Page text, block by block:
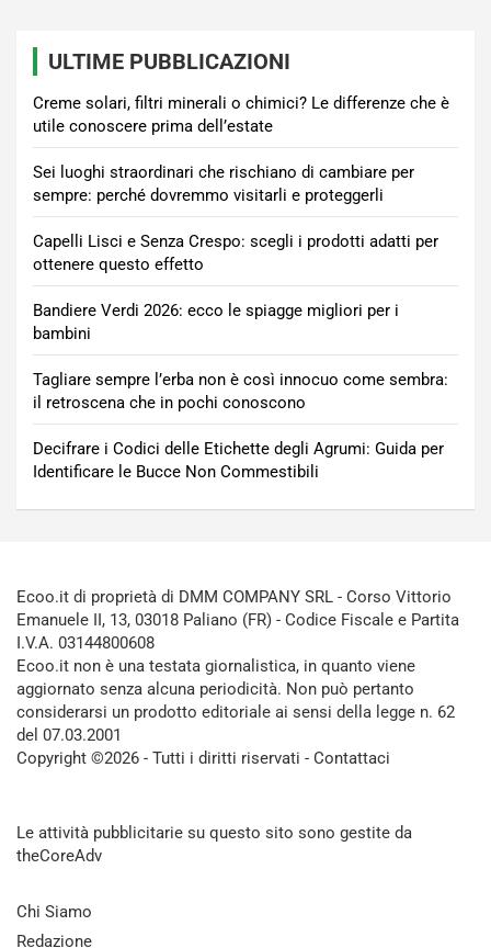
ULTIME PUBBLICAZIONI
Creme solari, filtri minerali o chimici? Le differenze che è
utile conoscere prima dell’estate
Sei luoghi straordinari che rischiano di cambiare per
sempre: perché dovremmo visitarli e proteggerli
Capelli Lisci e Senza Crespo: scegli i prodotti adatti per
ottenere questo effetto
Bandiere Verdi 2026: ecco le spiagge migliori per i
bambini
Tagliare sempre l’erba non è così innocuo come sembra:
il retroscena che in pochi conoscono
Decifrare i Codici delle Etichette degli Agrumi: Guida per
Identificare le Bucce Non Commestibili
Ecoo.it di proprietà di DMM COMPANY SRL - Corso Vittorio
Emanuele II, 13, 03018 Paliano (FR) - Codice Fiscale e Partita
I.V.A. 03144800608
Ecoo.it non è una testata giornalistica, in quanto viene
aggiornato senza alcuna periodicità. Non può pertanto
considerarsi un prodotto editoriale ai sensi della legge n. 62
del 07.03.2001
Copyright ©2026 - Tutti i diritti riservati - Contattaci
Le attività pubblicitarie su questo sito sono gestite da
theCoreAdv
Chi Siamo
Redazione